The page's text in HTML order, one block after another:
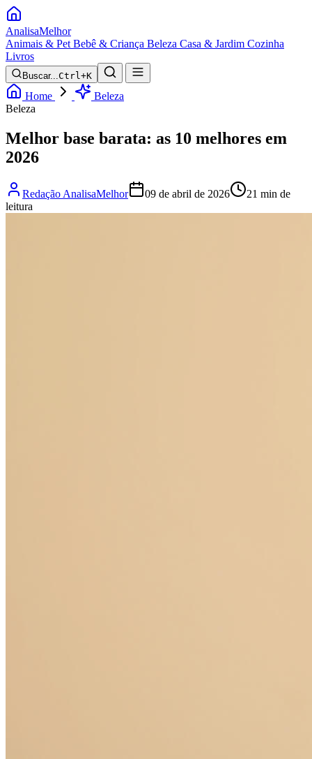
AnalisaMelhor
Animais & Pet Bebê & Criança Beleza Casa & Jardim Cozinha
Livros
Buscar...Ctrl+K
Home
Beleza
Beleza
Melhor base barata: as 10 melhores em
2026
Redação AnalisaMelhor 09 de abril de 2026
21 min de
leitura